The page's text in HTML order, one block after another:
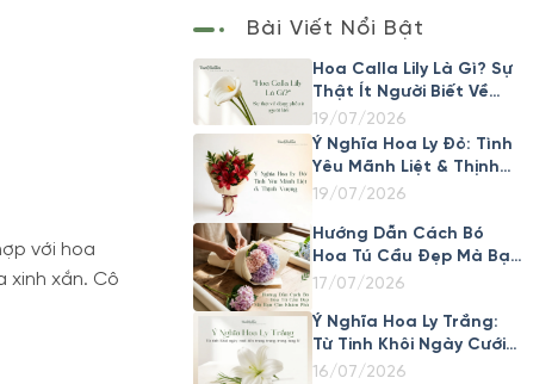
với hoa
xinh xắn. Cô
Bài Viết Nổi Bật
Hoa Calla Lily Là Gì? Sự
Thật Ít Người Biết Về
Loài Hoa Đẹp Này
19/07/2026
Ý Nghĩa Hoa Ly Đỏ: Tình
Yêu Mãnh Liệt & Thịnh
Vượng
19/07/2026
Hướng Dẫn Cách Bó
Hoa Tú Cầu Đẹp Mà Bạn
Cần Khám Phá
17/07/2026
Ý Nghĩa Hoa Ly Trắng:
Từ Tinh Khôi Ngày Cưới
Đến Trang Trọng Trong
16/07/2026